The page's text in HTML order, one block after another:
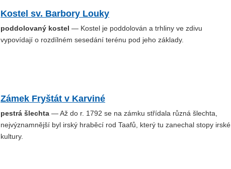
Kostel sv. Barbory Louky
poddolovaný kostel — Kostel je poddolován a trhliny ve zdivu
vypovídají o rozdílném sesedání terénu pod jeho základy.
Zámek Fryštát v Karviné
pestrá šlechta — Až do r. 1792 se na zámku střídala různá šlechta,
nejvýznamnější byl irský hraběcí rod Taafů, který tu zanechal stopy irské
kultury.